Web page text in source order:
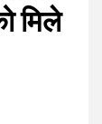
मिले